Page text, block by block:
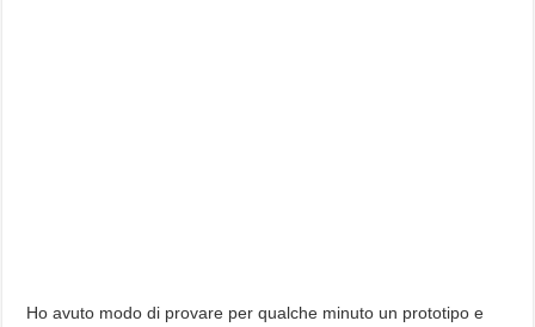
Ho avuto modo di provare per qualche minuto un prototipo e